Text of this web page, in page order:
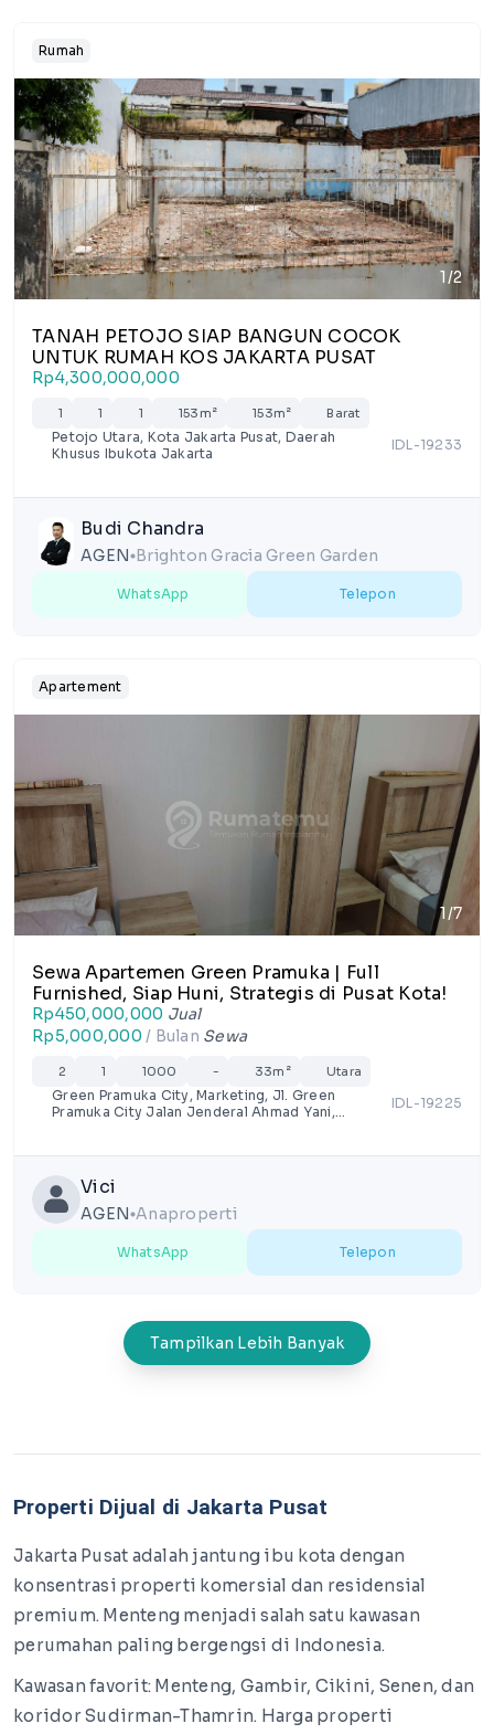
Rumah
1/2
TANAH PETOJO SIAP BANGUN COCOK
UNTUK RUMAH KOS JAKARTA PUSAT
Rp4,300,000,000
1 1 1 153m² 153m² Barat
Petojo Utara, Kota Jakarta Pusat, Daerah
Khusus Ibukota Jakarta
IDL-19233
Budi Chandra
AGEN lens Brighton Gracia Green Garden
WhatsApp Telepon
Apartement
1/7
Sewa Apartemen Green Pramuka | Full
Furnished, Siap Huni, Strategis di Pusat Kota!
Rp450,000,000 Jual
Rp5,000,000 / Bulan Sewa
2 1 1000 - 33m² Utara
Green Pramuka City, Marketing, Jl. Green
Pramuka City Jalan Jenderal Ahmad Yani,
IDL-19225
Vici
AGEN lensAnaproperti
WhatsApp Telepon
Tampilkan Lebih Banyak
Properti Dijual di Jakarta Pusat
Jakarta Pusat adalah jantung ibu kota dengan
konsentrasi properti komersial dan residensial
premium. Menteng menjadi salah satu kawasan
perumahan paling bergengsi di Indonesia.
Kawasan favorit: Menteng, Gambir, Cikini, Senen, dan
koridor Sudirman-Thamrin. Harga properti